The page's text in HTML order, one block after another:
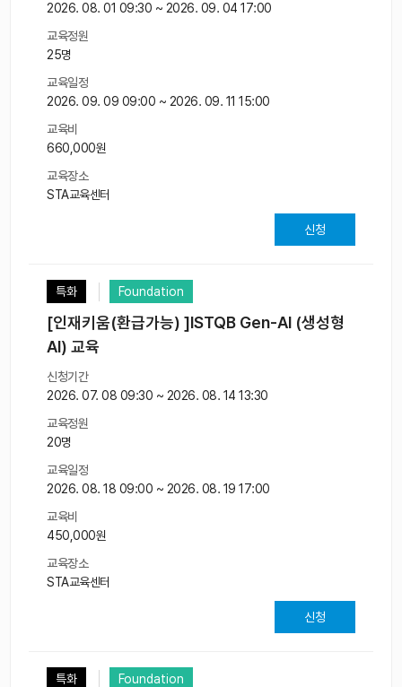
2026. 08. 01 09:30 ~ 2026. 09. 04 17:00
교육정원
25명
교육일정
2026. 09. 09 09:00 ~ 2026. 09. 11 15:00
교육비
660,000원
교육장소
STA교육센터
신청
특화 Foundation
[인재키움(환급가능) ]ISTQB Gen-AI (생성형
AI) 교육
신청기간
2026. 07. 08 09:30 ~ 2026. 08. 14 13:30
교육정원
20명
교육일정
2026. 08. 18 09:00 ~ 2026. 08. 19 17:00
교육비
450,000원
교육장소
STA교육센터
신청
특화 Foundation